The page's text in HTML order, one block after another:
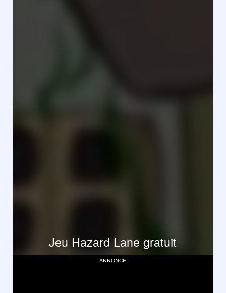
Jeu Hazard Lane gratuit
annonce